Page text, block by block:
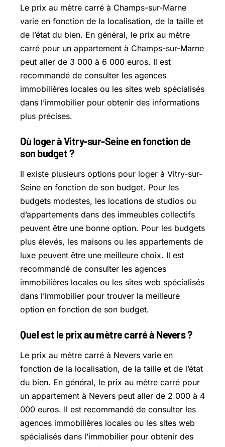
Le prix au mètre carré à Champs-sur-Marne
varie en fonction de la localisation, de la taille et
de l’état du bien. En général, le prix au mètre
carré pour un appartement à Champs-sur-Marne
peut aller de 3 000 à 6 000 euros. Il est
recommandé de consulter les agences
immobilières locales ou les sites web spécialisés
dans l’immobilier pour obtenir des informations
plus précises.
Où loger à Vitry-sur-Seine en fonction de
son budget ?
Il existe plusieurs options pour loger à Vitry-sur-
Seine en fonction de son budget. Pour les
budgets modestes, les locations de studios ou
d’appartements dans des immeubles collectifs
peuvent être une bonne option. Pour les budgets
plus élevés, les maisons ou les appartements de
luxe peuvent être une meilleure choix. Il est
recommandé de consulter les agences
immobilières locales ou les sites web spécialisés
dans l’immobilier pour trouver la meilleure
option en fonction de son budget.
Quel est le prix au mètre carré à Nevers ?
Le prix au mètre carré à Nevers varie en
fonction de la localisation, de la taille et de l’état
du bien. En général, le prix au mètre carré pour
un appartement à Nevers peut aller de 2 000 à 4
000 euros. Il est recommandé de consulter les
agences immobilières locales ou les sites web
spécialisés dans l’immobilier pour obtenir des